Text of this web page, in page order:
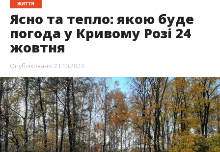
ЖИТТЯ
Ясно та тепло: якою буде
погода у Кривому Розі 24
жовтня
Опубліковано 23.10.2023